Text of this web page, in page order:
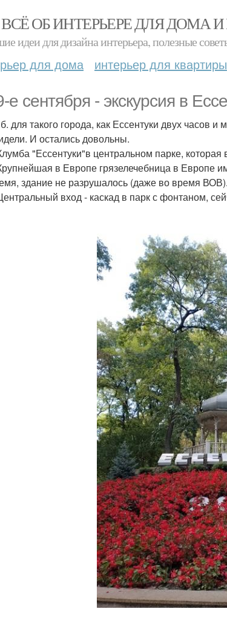
ВСЁ ОБ ИНТЕРЬЕРЕ ДЛЯ ДОМА
идеи для дизайна интерьера, полезные
для дома интерьер для квартиры
е сентября - экскурсия в
для такого города, как Ессентуки двух часов
И остались довольны.
"Ессентуки"в центральном парке,
в Европе грязелечебница в Европе
здание не разрушалось (даже во время ВОВ).
вход - каскад в парк с фонтаном,